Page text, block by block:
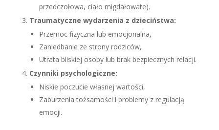
przedczołowa, ciało migdałowate).
Traumatyczne wydarzenia z dzieciństwa:
Przemoc fizyczna lub emocjonalna,
Zaniedbanie ze strony rodziców,
Utrata bliskiej osoby lub brak bezpiecznych relacji.
Czynniki psychologiczne:
Niskie poczucie własnej wartości,
Zaburzenia tożsamości i problemy z regulacją
emocji.